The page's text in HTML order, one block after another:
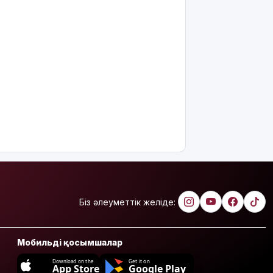
Біз әлеуметтік желіде:
Мобильді қосымшалар
Download on the
App Store
Get it on
Google Play